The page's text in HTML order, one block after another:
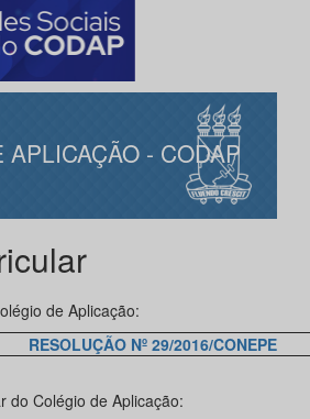
APLICAÇÃO - CODAP
de Aplicação:
RESOLUÇÃO Nº 29/2016/CONEPE
do Colégio de Aplicação: